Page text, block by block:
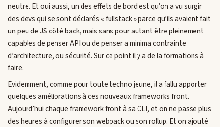
neutre. Et oui aussi, un des effets de bord est qu’on a vu surgir
des devs qui se sont déclarés « fullstack » parce qu’ils avaient fait
un peu de JS côté back, mais sans pour autant être pleinement
capables de penser API ou de penser a minima contrainte
d’architecture, ou sécurité. Sur ce point il y a de la formations à
faire.
Evidemment, comme pour toute techno jeune, il a fallu apporter
quelques améliorations à ces nouveaux frameworks front.
Aujourd’hui chaque framework front à sa CLI, et on ne passe plus
des heures à configurer son webpack ou son rollup. Et on ajouté